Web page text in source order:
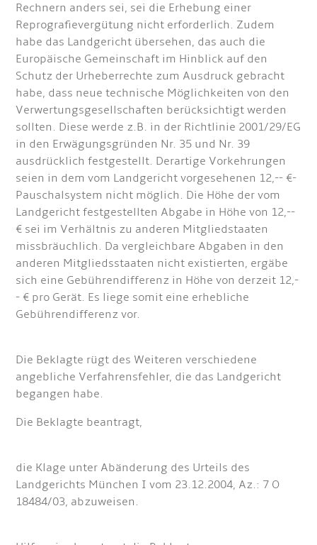
Rechnern anders sei, sei die Erhebung einer
Reprografievergütung nicht erforderlich. Zudem
habe das Landgericht übersehen, das auch die
Europäische Gemeinschaft im Hinblick auf den
Schutz der Urheberrechte zum Ausdruck gebracht
habe, dass neue technische Möglichkeiten von den
Verwertungsgesellschaften berücksichtigt werden
sollten. Diese werde z.B. in der Richtlinie 2001/29/EG
in den Erwägungsgründen Nr. 35 und Nr. 39
ausdrücklich festgestellt. Derartige Vorkehrungen
seien in dem vom Landgericht vorgesehenen 12,-- €-
Pauschalsystem nicht möglich. Die Höhe der vom
Landgericht festgestellten Abgabe in Höhe von 12,--
€ sei im Verhältnis zu anderen Mitgliedstaaten
missbräuchlich. Da vergleichbare Abgaben in den
anderen Mitgliedsstaaten nicht existierten, ergäbe
sich eine Gebührendifferenz in Höhe von derzeit 12,-
- € pro Gerät. Es liege somit eine erhebliche
Gebührendifferenz vor.
Die Beklagte rügt des Weiteren verschiedene
angebliche Verfahrensfehler, die das Landgericht
begangen habe.
Die Beklagte beantragt,
die Klage unter Abänderung des Urteils des
Landgerichts München I vom 23.12.2004, Az.: 7 O
18484/03, abzuweisen.